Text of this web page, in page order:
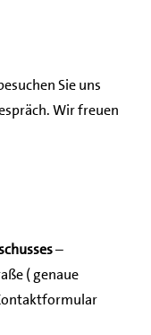
Sie uns
Wir freuen
–
( genaue